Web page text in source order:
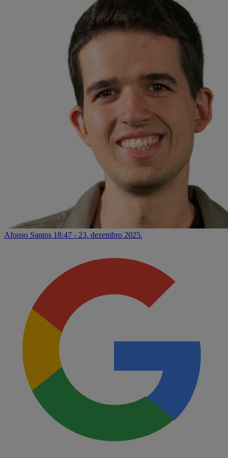
Afonso Santos 18:47 - 23. dezembro 2025.